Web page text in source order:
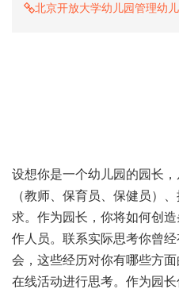
北京开放大学幼儿园管理幼
设想你是一个幼儿园的园长
（教师、保育员、保健员）
求。作为园长，你将如何创
作人员。联系实际思考你曾
会，这些经历对你有哪些方
在线活动进行思考。作为园